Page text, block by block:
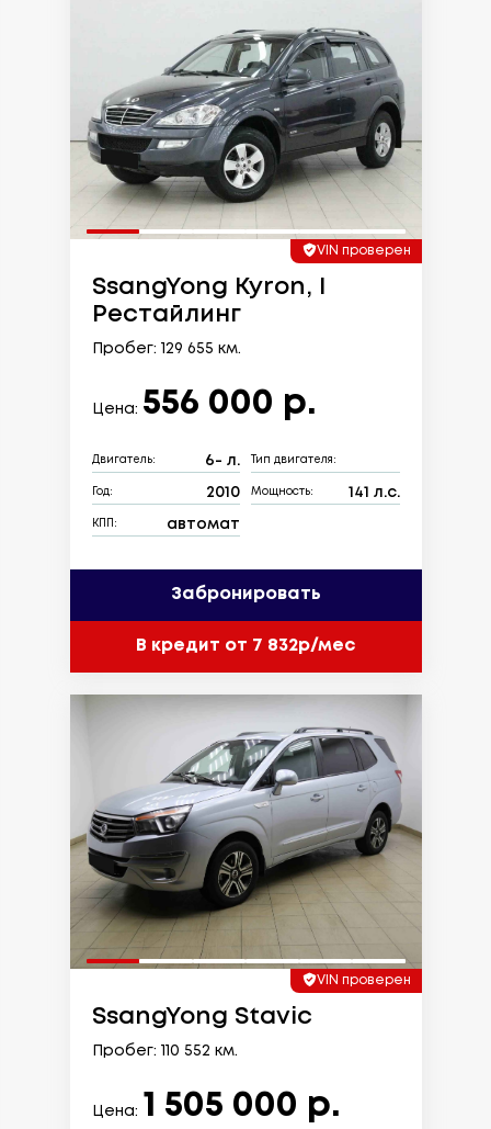
VIN проверен
SsangYong Kyron, I
Рестайлинг
Пробег: 129 655 км.
Цена: 556 000 р.
Двигатель: 6- л. Тип двигателя:
Год: 2010 Мощность: 141 л.с.
КПП: автомат
Забронировать
В кредит от 7 832р/мес
VIN проверен
SsangYong Stavic
Пробег: 110 552 км.
Цена: 1 505 000 р.